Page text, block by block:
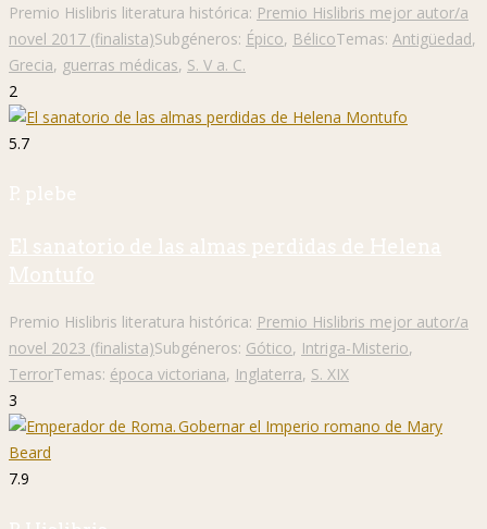
Premio Hislibris literatura histórica: Premio Hislibris mejor autor/a
novel 2017 (finalista)Subgéneros: Épico, BélicoTemas: Antigüedad,
Grecia, guerras médicas, S. V a. C.
2
5.7
P. plebe
El sanatorio de las almas perdidas de Helena
Montufo
Premio Hislibris literatura histórica: Premio Hislibris mejor autor/a
novel 2023 (finalista)Subgéneros: Gótico, Intriga-Misterio,
TerrorTemas: época victoriana, Inglaterra, S. XIX
3
7.9